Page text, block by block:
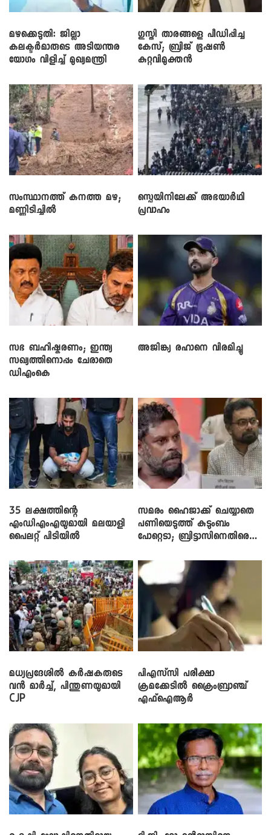
മഴക്കെടുതി: ജില്ലാ
കലക്ടർമാരുടെ അടിയന്തര
യോഗം വിളിച്ച് മുഖ്യമന്ത്രി
​ഗുസ്തി താരങ്ങളെ പീഡിപ്പിച്ച
കേസ്; ബ്രിജ് ഭൂഷൺ
കുറ്റവിമുക്തൻ
സംസ്ഥാനത്ത് കനത്ത മഴ;
മണ്ണിടിച്ചിൽ
സ്പെയിനിലേക്ക് അഭയാർഥി
പ്രവാഹം
സഭ ബഹിഷ്കരണം; ഇന്ത്യ
സഖ്യത്തിനൊപ്പം ചേരാതെ
ഡിഎംകെ
അജിങ്ക്യ രഹാനെ വിരമിച്ചു
35 ലക്ഷത്തിന്റെ
എംഡിഎംഎയുമായി മലയാളി
പൈലറ്റ് പിടിയിൽ
സമരം ഹൈജാക്ക് ചെയ്യാതെ
പണിയെടുത്ത് കുടുംബം
പോറ്റെടാ; ബ്രിട്ടാസിനെതിരെ
മധ്യപ്രദേശിൽ കർഷകരുടെ
വൻ മാർച്ച്, പിന്തുണയുമായി
CJP
പിഎസ്‌സി പരീക്ഷാ
ക്രമക്കേ‌ടിൽ ക്രൈംബ്രാഞ്ച്
എഫ്ഐആർ